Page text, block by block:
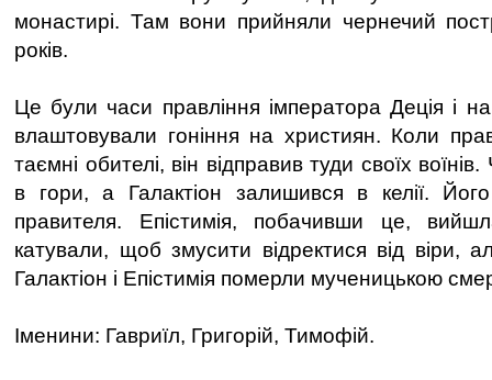
монастирі. Там вони прийняли чернечий
років.
Це були часи правління імператора Деція і
влаштовували гоніння на християн. Коли
таємні обителі, він відправив туди своїх
в гори, а Галактіон залишився в келії.
правителя. Епістимія, побачивши це,
катували, щоб змусити відректися від віри,
Галактіон і Епістимія померли мученицькою
Іменини: Гавриїл, Григорій, Тимофій.